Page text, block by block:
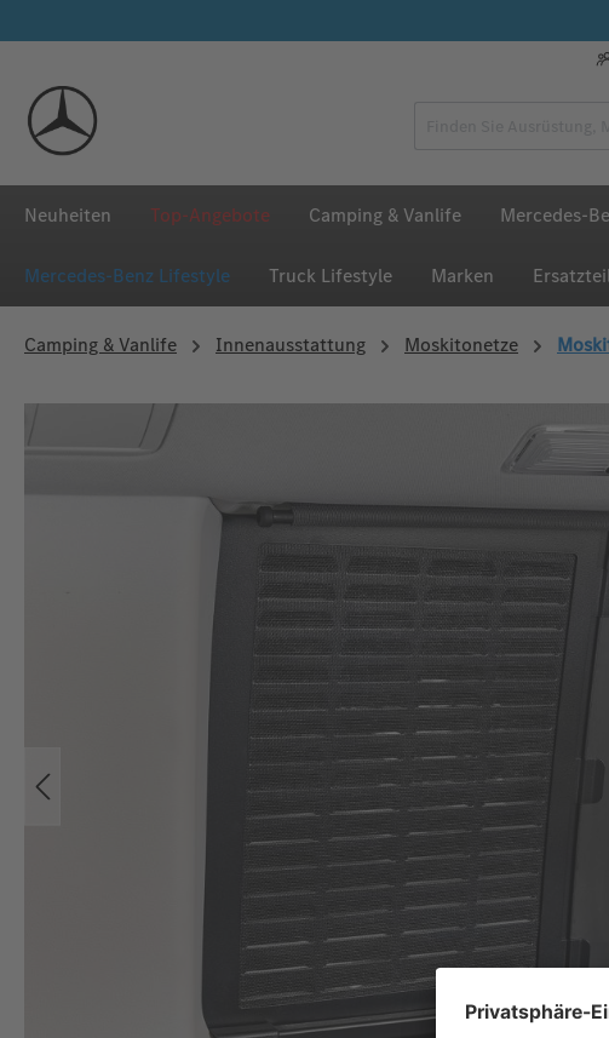
Neuheiten Top-Angebote Camping & Vanlife Mercedes-
Mercedes‑Benz Lifestyle Truck Lifestyle Marken
Camping & Vanlife Innenausstattung Moskitonetze
Bildergalerie überspringen